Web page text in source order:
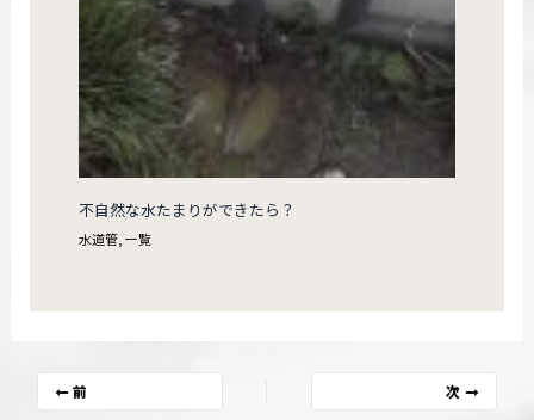
不自然な水たまりができたら？
水道管,一覧
前 次